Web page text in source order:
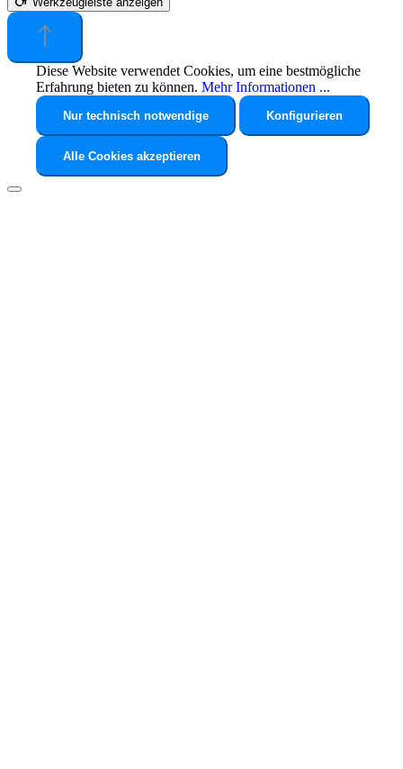
Diese Website verwendet Cookies, um eine bestmögliche
Erfahrung bieten zu können. Mehr Informationen ...
Nur technisch notwendige Konfigurieren
Alle Cookies akzeptieren